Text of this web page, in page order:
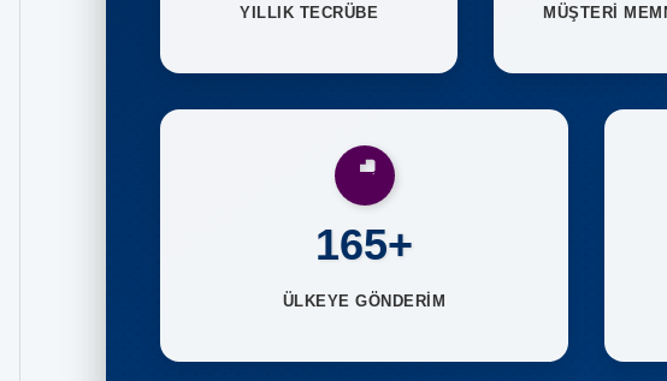
YILLIK TECRÜBE MÜŞTERİ
165+
ÜLKEYE GÖNDERİM